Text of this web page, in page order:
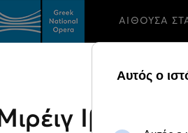
ΑΙΘΟΥΣΑ
Μιρέιγ Ιβάνοβα